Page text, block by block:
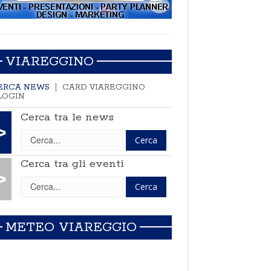
VIAREGGINO
NEWS
CARD VIAREGGINO
Cerca tra le news
Cerca tra gli eventi
METEO VIAREGGIO